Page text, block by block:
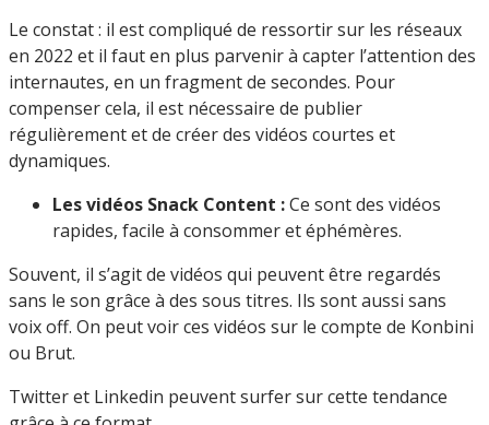
Le constat : il est compliqué de ressortir sur les réseaux
en 2022 et il faut en plus parvenir à capter l’attention des
internautes, en un fragment de secondes. Pour
compenser cela, il est nécessaire de publier
régulièrement et de créer des vidéos courtes et
dynamiques.
Les vidéos Snack Content :Ce sont des vidéos
rapides, facile à consommer et éphémères.
Souvent, il s’agit de vidéos qui peuvent être regardés
sans le son grâce à des sous titres. Ils sont aussi sans
voix off. On peut voir ces vidéos sur le compte de Konbini
ou Brut.
Twitter et Linkedin peuvent surfer sur cette tendance